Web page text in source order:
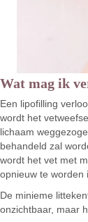
Wat mag ik
Een lipofilling
wordt het
lichaam
behandeld zal
wordt het vet met
opnieuw te worden
De minieme
onzichtbaar, maar